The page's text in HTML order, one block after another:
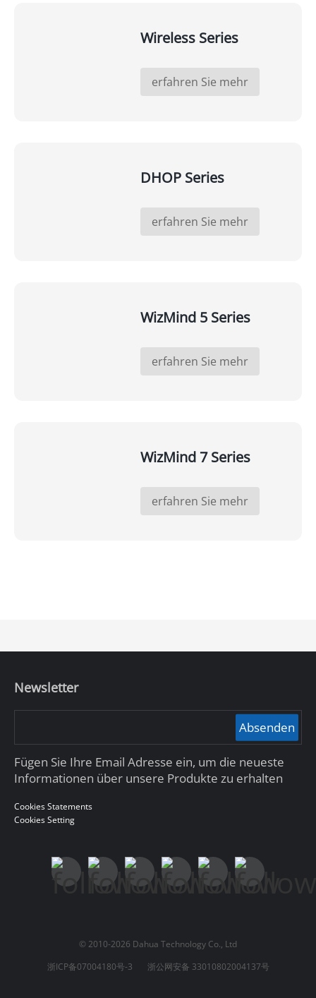
Wireless Series
erfahren Sie mehr
DHOP Series
erfahren Sie mehr
WizMind 5 Series
erfahren Sie mehr
WizMind 7 Series
erfahren Sie mehr
Newsletter
Absenden
Fügen Sie Ihre Email Adresse ein, um die neueste
Informationen über unsere Produkte zu erhalten
Cookies Statements
Cookies Setting
© 2010-2026 Dahua Technology Co., Ltd
浙ICP备07004180号-3
浙公网安备 33010802004137号